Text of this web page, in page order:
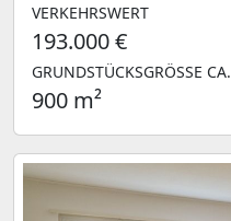
VERKEHRSWERT
193.000 €
GRUNDSTÜCKSGRÖSSE CA.
900 m²